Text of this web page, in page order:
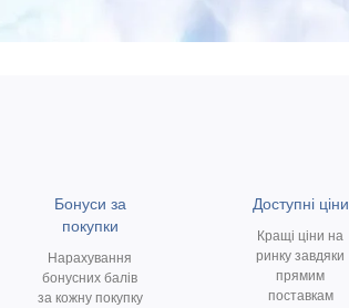
Бонуси за
покупки
Нарахування
бонусних балів
за кожну покупку
Доступні ціни
Кращі ціни на
ринку завдяки
прямим
поставкам